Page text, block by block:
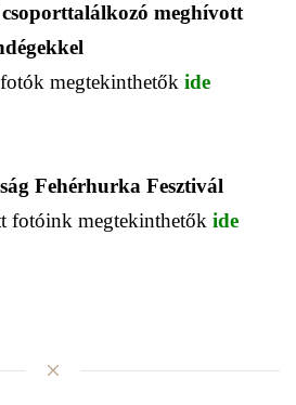
meghívott
megtekinthetők ide
Fehérhurka Fesztivál
fotóink megtekinthetők ide